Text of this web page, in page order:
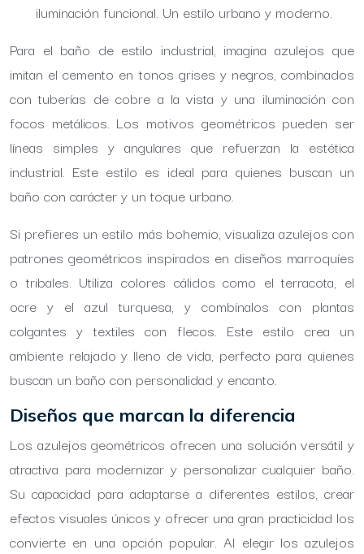
iluminación funcional. Un estilo urbano y moderno.
Para el baño de estilo industrial, imagina azulejos que
imitan el cemento en tonos grises y negros, combinados
con tuberías de cobre a la vista y una iluminación con
focos metálicos. Los motivos geométricos pueden ser
líneas simples y angulares que refuerzan la estética
industrial. Este estilo es ideal para quienes buscan un
baño con carácter y un toque urbano.
Si prefieres un estilo más bohemio, visualiza azulejos con
patrones geométricos inspirados en diseños marroquíes
o tribales. Utiliza colores cálidos como el terracota, el
ocre y el azul turquesa, y combínalos con plantas
colgantes y textiles con flecos. Este estilo crea un
ambiente relajado y lleno de vida, perfecto para quienes
buscan un baño con personalidad y encanto.
Diseños que marcan la diferencia
Los azulejos geométricos ofrecen una solución versátil y
atractiva para modernizar y personalizar cualquier baño.
Su capacidad para adaptarse a diferentes estilos, crear
efectos visuales únicos y ofrecer una gran practicidad los
convierte en una opción popular. Al elegir los azulejos